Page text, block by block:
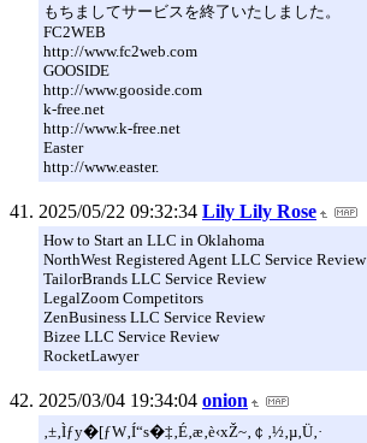
もちましてサービスを終了いたしました。
FC2WEB
http://www.fc2web.com
GOOSIDE
http://www.gooside.com
k-free.net
http://www.k-free.net
Easter
http://www.easter.
2025/05/22 09:32:34 Lily Lily Rose
How to Start an LLC in Oklahoma
NorthWest Registered Agent LLC Service Review
TailorBrands LLC Service Review
LegalZoom Competitors
ZenBusiness LLC Service Review
Bizee LLC Service Review
RocketLawyer
2025/03/04 19:34:04 onion
‚±‚Ìƒy�[ƒW‚Í“s�‡‚É‚æ‚è‹xŽ~‚￠‚½‚µ‚Ü‚·